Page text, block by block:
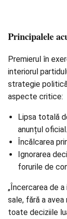
Principalele
Premierul în
interiorul
strategie
aspecte critice:
Lipsa totală
anunțul oficial.
Încălcarea
Ignorarea
forurile de
„Încercarea de
sale, fără a
toate deciziile